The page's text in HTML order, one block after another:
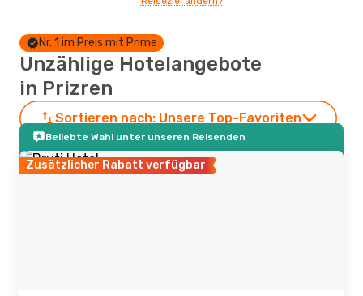
Nr. 1 im Preis mit Prime
Unzählige Hotelangebote
in Prizren
Sortieren nach: Unsere Top-Favoriten
Beliebte Wahl unter unseren Reisenden
Zusätzlicher Rabatt verfügbar